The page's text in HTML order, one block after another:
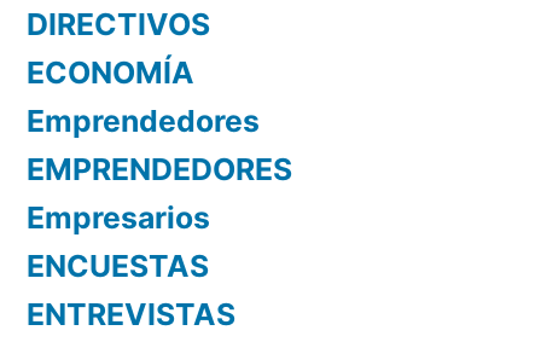
DIRECTIVOS
ECONOMÍA
Emprendedores
EMPRENDEDORES
Empresarios
ENCUESTAS
ENTREVISTAS